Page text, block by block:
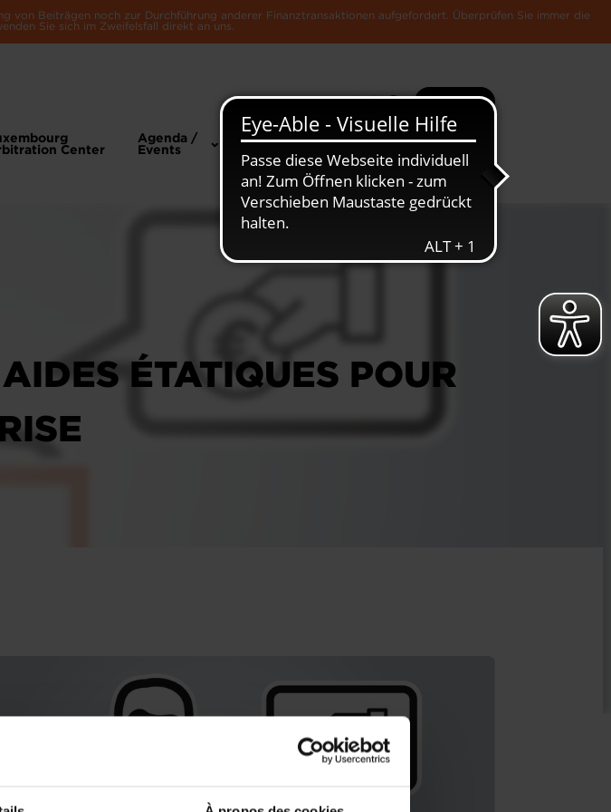
von Beiträgen noch zur Durchführung anderer Finanztransaktionen aufgefordert. Überprüfen Sie immer die
Sie sich im Zweifelsfall direkt an uns.
Suche Mehr
Center
Agenda /
Events
News &
Die Luxemburger
ÉTATIQUES POUR